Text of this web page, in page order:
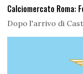
Calciomercato Roma:
Dopo l'arrivo di